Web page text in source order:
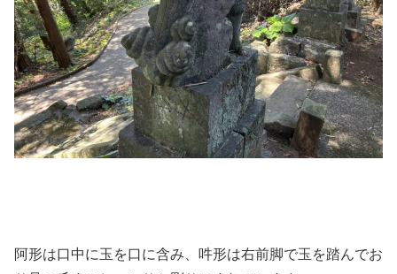
阿形は口中に玉を口に含み、吽形は右前脚で玉を踏んでお